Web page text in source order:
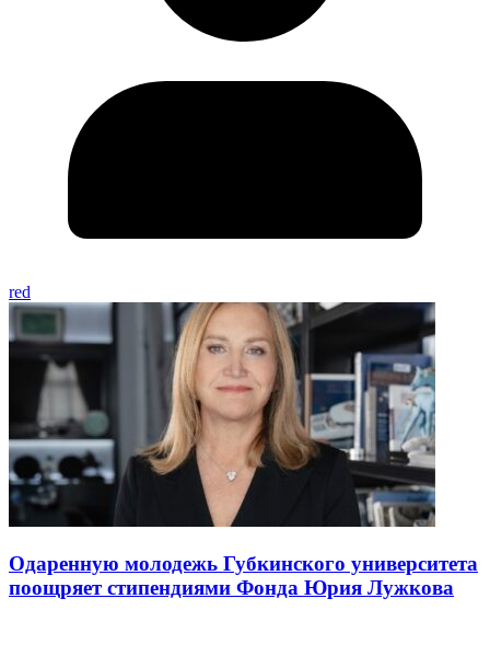
red
Одаренную молодежь Губкинского университета
поощряет стипендиями Фонда Юрия Лужкова